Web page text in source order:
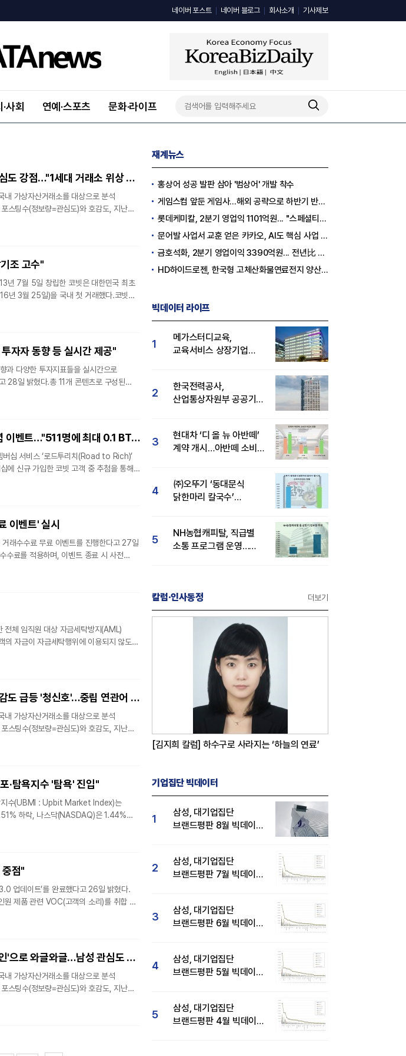
네이버 포스트 네이버 블로그 회사소개 기사제보
사회 연예·스포츠 문화·라이프
[가상자산거래소 기획④] 빗썸, 블로그·유튜브 관심도 강점…"1세대 거래소 위상 확인"
내 가상자산거래소를 대상으로 분석
스팅수(정보량=관심도)와 호감도, 지난
집중 분석할 예정입니다. <편집자 주>
커뮤니티·카페·유튜브·블로그·트위터
조 고수"
년 7월 5일 창립한 코빗은 대한민국 최초
년 3월 25일)을 국내 첫 거래했다.코빗은
산에 실제로 투자할 수 있는 프로세스를
화 및 바람직한 가상자산 투자 문화
자자 동향 등 실시간 제공"
과 다양한 투자지표들을 실시간으로
28일 밝혔다.총 11개 콘텐츠로 구성된
인기 검색 TOP3 종목과 기간별 상승률
을 공개해 고액 투자자들의 매매동향을 알코빗, SK플래닛 OK캐쉬백 NFT 멤버십 출시 기념 이벤트…"511명에 최대 0.1 BTC 지급"
십 서비스 ‘로드투리치(Road to Rich)’
에 신규 가입한 코빗 고객 중 추첨을 통해
당 서비스를 이용하려면 NFT를 보관,
추가 증정하는 연계 이벤트가 진행된다.
이벤트' 실시
래수수료 무료 이벤트를 진행한다고 27일
수료를 적용하며, 이벤트 종료 시 사전
전체 임직원 대상 자금세탁방지(AML)
자금이 자금세탁행위에 이용되지 않도록
금세탁의 구체적 유형 및 글로벌 기준의
선 디지털자산거래소공동협의체(DAXA) [가상자산거래소 기획③] 코빗, 지난해 관심도·호감도 급등 '청신호'…중립 연관어 1위 '빗썸'
내 가상자산거래소를 대상으로 분석
스팅수(정보량=관심도)와 호감도, 지난
할 예정입니다. <편집자 주> 지난해
해 급등했지만 여성 관심도가 매우 낮은
·탐욕지수 '탐욕' 진입"
지수(UBMI : Upbit Market Index)는
하락, 나스닥(NASDAQ)은 1.44%
점"
업데이트’를 완료했다고 26일 밝혔다.
원 제품 관련 VOC(고객의 소리)를 취합 및
통해 코인원은 기존 지정가 주문방식에
[가상자산거래소 기획②] 후오비, 지난해 '파이코인'으로 와글와글…남성 관심도 압도적
내 가상자산거래소를 대상으로 분석
스팅수(정보량=관심도)와 호감도, 지난
다. <편집자 주> 지난해 가상자산 시세가
재계뉴스
홍상어 성공 발판 삼아 '범상어' 개발 착수
게임스컴 앞둔 게임사…해외 공략으로 하반기 반등 꾀한다
롯데케미칼, 2분기 영업익 1101억원... "스페셜티 전환 가속"
문어발 사업서 교훈 얻은 카카오, AI도 핵심 사업 '선택과 집중'
금호석화, 2분기 영업이익 3390억원... 전년比 419% 급증
HD하이드로젠, 한국형 고체산화물연료전지 양산체계 구축
빅데이터 라이프
1
메가스터디교육,
교육서비스 상장기업
2
한국전력공사,
산업통상자원부 공공기관
3
현대차 ‘디 올 뉴 아반떼’
계약 개시…아반떼 소비자
4
㈜오뚜기 ‘동대문식
닭한마리 칼국수’
5
NH농협캐피탈, 직급별
소통 프로그램 운영…
칼럼·인사동정 더보기
[김지희 칼럼] 하수구로 사라지는 ‘하늘의 연료’
기업집단 빅데이터
1
삼성, 대기업집단
브랜드평판 8월 빅데이터
2
삼성, 대기업집단
브랜드평판 7월 빅데이터
3
삼성, 대기업집단
브랜드평판 6월 빅데이터
4
삼성, 대기업집단
브랜드평판 5월 빅데이터
5
삼성, 대기업집단
브랜드평판 4월 빅데이터